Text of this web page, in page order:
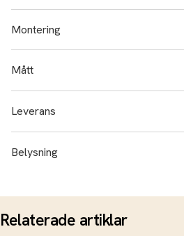
Montering
Mått
Leverans
Belysning
Relaterade artiklar